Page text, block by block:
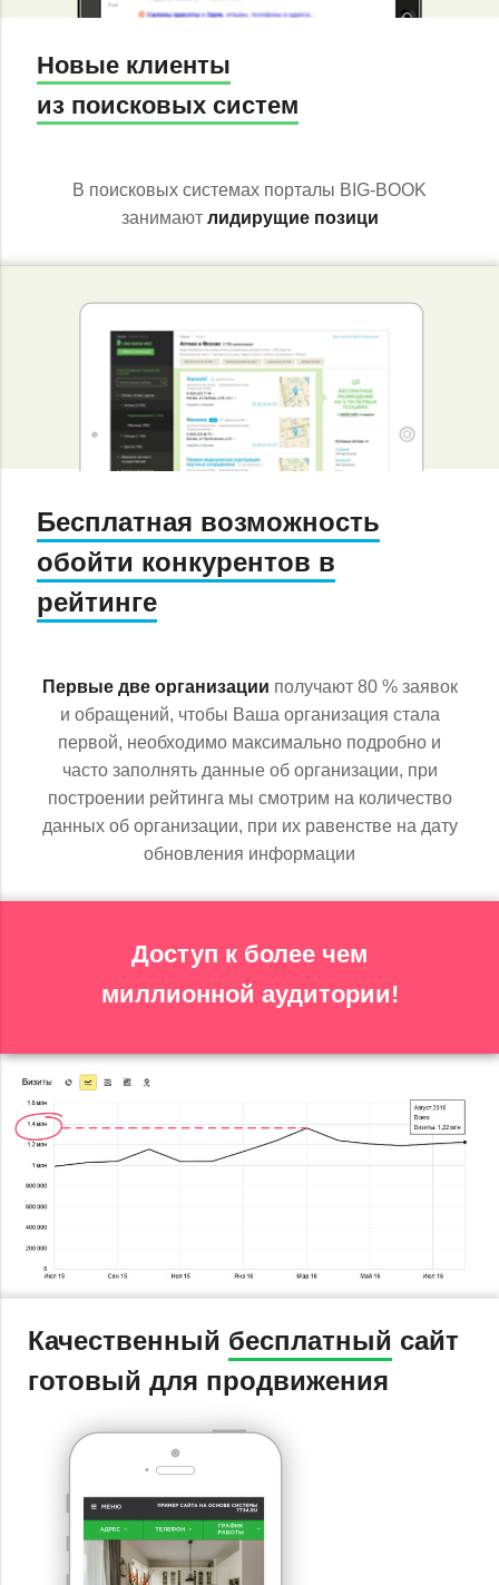
Новые клиенты
из поисковых систем
В поисковых системах порталы BIG-BOOK
занимают лидирущие позици
Бесплатная возможность
обойти конкурентов в
рейтинге
Первые две организации получают 80 % заявок
и обращений, чтобы Ваша организация стала
первой, необходимо максимально подробно и
часто заполнять данные об организации, при
построении рейтинга мы смотрим на количество
данных об организации, при их равенстве на дату
обновления информации
Доступ к более чем
миллионной аудитории!
Качественный бесплатный сайт
готовый для продвижения